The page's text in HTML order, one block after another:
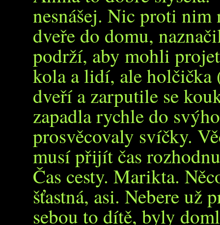
nesnášej. Nic proti nim
dveře do domu,
podrží, aby mohli
kola a lidí, ale holčička
dveří a zarputile se
zapadla rychle do
prosvěcovaly svíčky.
musí přijít čas
Čas cesty. Marikta.
šťastná, asi. Nebere už
sebou to dítě, byly